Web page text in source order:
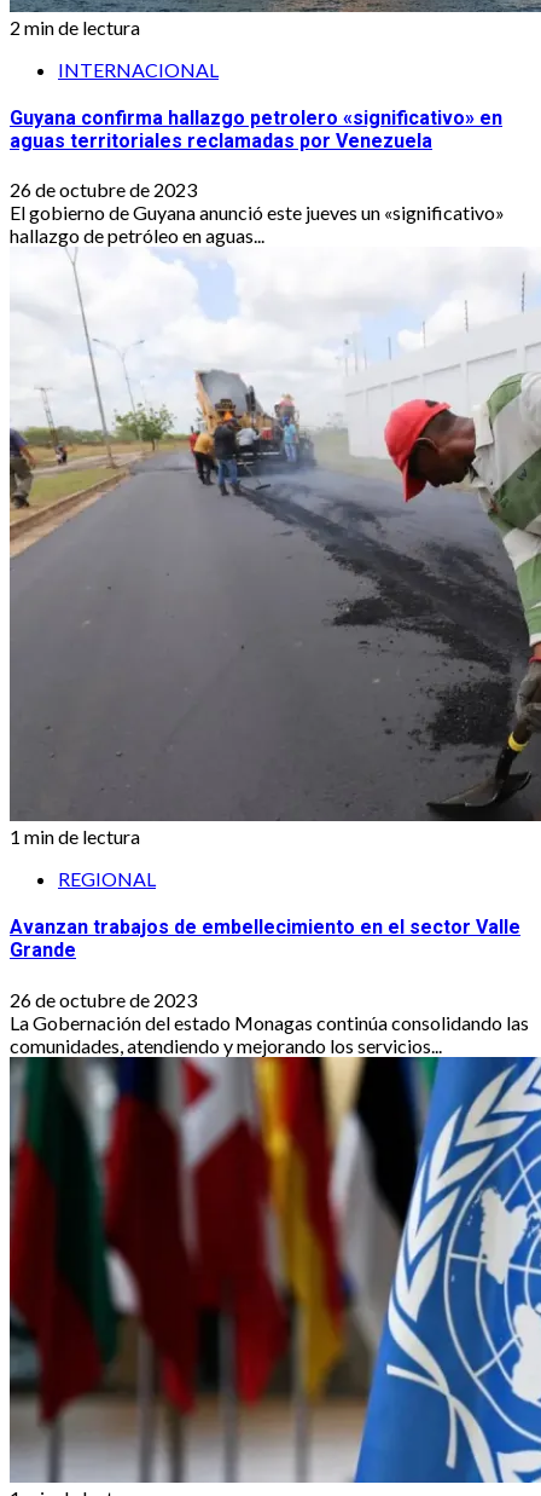
2 min de lectura
INTERNACIONAL
Guyana confirma hallazgo petrolero «significativo» en
aguas territoriales reclamadas por Venezuela
26 de octubre de 2023
El gobierno de Guyana anunció este jueves un «significativo»
hallazgo de petróleo en aguas...
1 min de lectura
REGIONAL
Avanzan trabajos de embellecimiento en el sector Valle
Grande
26 de octubre de 2023
La Gobernación del estado Monagas continúa consolidando las
comunidades, atendiendo y mejorando los servicios...